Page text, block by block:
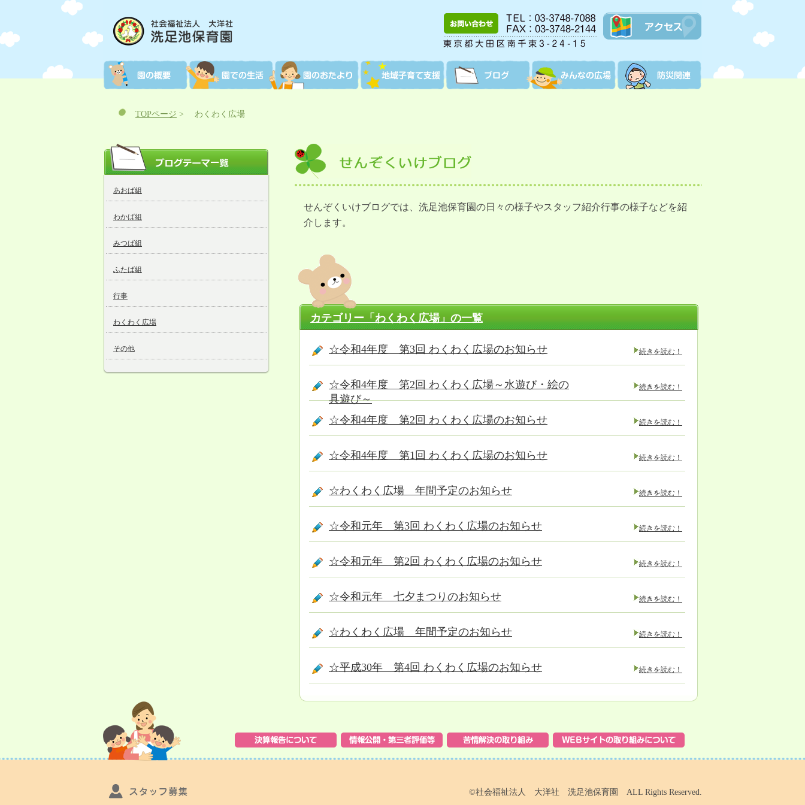
TOPページ > わくわく広場
せんぞくいけブログでは、洗足池保育園の日々の様子やスタッフ紹介行事の様子などを紹
介します。
カテゴリー「わくわく広場」の一覧
☆令和4年度 第3回 わくわく広場のお知らせ 続きを読む！
☆令和4年度 第2回 わくわく広場～水遊び・絵の
具遊び～
続きを読む！
☆令和4年度 第2回 わくわく広場のお知らせ 続きを読む！
☆令和4年度 第1回 わくわく広場のお知らせ 続きを読む！
☆わくわく広場 年間予定のお知らせ 続きを読む！
☆令和元年 第3回 わくわく広場のお知らせ 続きを読む！
☆令和元年 第2回 わくわく広場のお知らせ 続きを読む！
☆令和元年 七夕まつりのお知らせ 続きを読む！
☆わくわく広場 年間予定のお知らせ 続きを読む！
☆平成30年 第4回 わくわく広場のお知らせ 続きを読む！
あおば組
わかば組
みつば組
ふたば組
行事
わくわく広場
その他
©社会福祉法人 大洋社 洗足池保育園 ALL Rights Reserved.